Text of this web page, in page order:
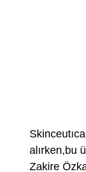
alırken,bu
Zakire